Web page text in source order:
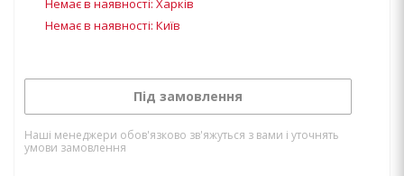
Немає в наявності: Київ
Під замовлення
Наші менеджери обов'язково зв'яжуться з вами і уточнять
умови замовлення